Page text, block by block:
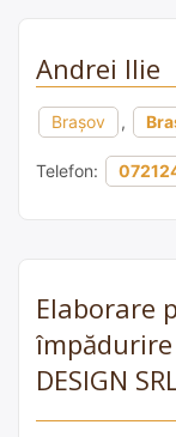
Andrei Ilie
Brașov ,
Telefon:
Elaborare
împădurire
DESIGN